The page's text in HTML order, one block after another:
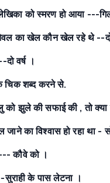
को स्मरण हो आया ---
का खेल कौन खेल रहे थे --
वर्ष ।
चिक शब्द करने से.
झुले की सफाई की , तो
का विश्वास हो रहा था
--- कौवे को ।
सुराही के पास लेटना ।